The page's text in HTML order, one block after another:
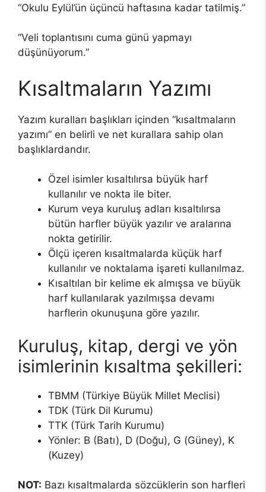
“Okulu Eylül’ün üçüncü haftasına kadar tatilmiş.”
“Veli toplantısını cuma günü yapmayı
düşünüyorum.”
Kısaltmaların Yazımı
Yazım kuralları başlıkları içinden “kısaltmaların
yazımı” en belirli ve net kurallara sahip olan
başlıklardandır.
Özel isimler kısaltılırsa büyük harf
kullanılır ve nokta ile biter.
Kurum veya kuruluş adları kısaltılırsa
bütün harfler büyük yazılır ve aralarına
nokta getirilir.
Ölçü içeren kısaltmalarda küçük harf
kullanılır ve noktalama işareti kullanılmaz.
Kısaltılan bir kelime ek almışsa ve büyük
harf kullanılarak yazılmışsa devamı
harflerin okunuşuna göre yazılır.
Kuruluş, kitap, dergi ve yön
isimlerinin kısaltma şekilleri:
TBMM (Türkiye Büyük Millet Meclisi)
TDK (Türk Dil Kurumu)
TTK (Türk Tarih Kurumu)
Yönler: B (Batı), D (Doğu), G (Güney), K
(Kuzey)
NOT: Bazı kısaltmalarda sözcüklerin son harfleri